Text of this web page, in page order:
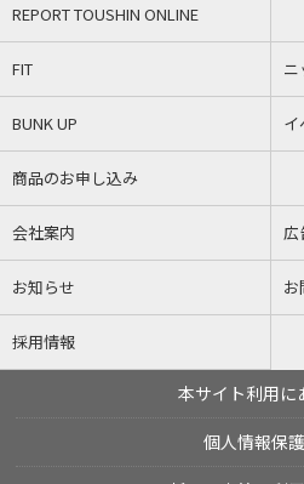
REPORT TOUSHIN ONLINE
FIT ニ
BUNK UP イ
商品のお申し込み
会社案内 広
お知らせ お
採用情報
本サイト利用に
個人情報保